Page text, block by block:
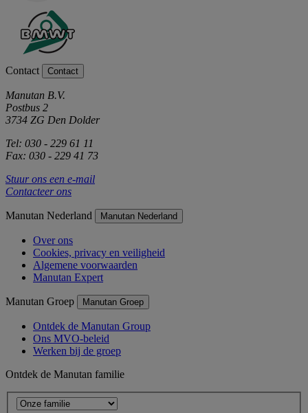
Contact Contact
Manutan B.V.
Postbus 2
3734 ZG Den Dolder
Tel: 030 - 229 61 11
Fax: 030 - 229 41 73
Stuur ons een e-mail
Contacteer ons
Manutan Nederland Manutan Nederland
Over ons
Cookies, privacy en veiligheid
Algemene voorwaarden
Manutan Expert
Manutan Groep Manutan Groep
Ontdek de Manutan Group
Ons MVO-beleid
Werken bij de groep
Ontdek de Manutan familie